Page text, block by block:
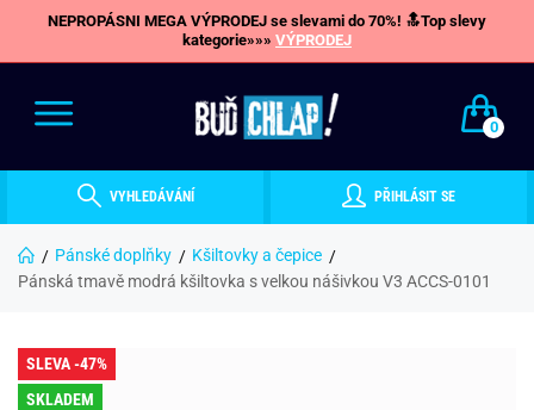
NEPROPÁSNI MEGA VÝPRODEJ se slevami do 70%! 🔝Top slevy
kategorie»»» VÝPRODEJ
0
VYHLEDÁVÁNÍ PŘIHLÁSIT SE
Pánské doplňky
Kšiltovky a čepice
Pánská tmavě modrá kšiltovka s velkou nášivkou V3 ACCS-0101
SLEVA -47%
SKLADEM